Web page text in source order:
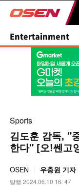
Entertainment
Sports
김도훈 감독, "
한다" [오!쎈고
OSEN 우충원 기자
발행 2024.06.10 16: 47